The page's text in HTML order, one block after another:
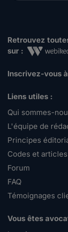
Retrouvez
sur :
Inscrivez-vous
Liens utiles :
Qui sommes-
L'équipe de
Principes
Codes et
Forum
FAQ
Témoignages
Vous êtes